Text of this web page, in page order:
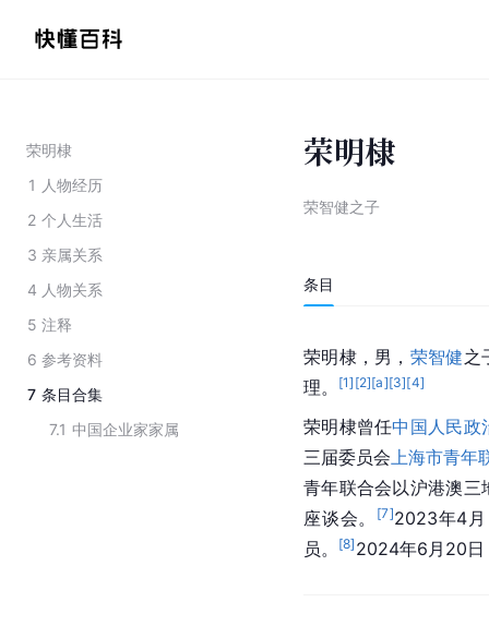
荣明棣
1 人物经历
2 个人生活
3 亲属关系
4 人物关系
5 注释
6 参考资料
7 条目合集
7.1 中国企业家家属
荣明棣
荣智健之子
条目
荣明棣，男， 荣智健之
理。
[1] [2][a][3][4]
荣明棣曾任中国人民政
三届委员会 上海市青年
青年联合会以沪港澳三
座谈会。
[7]2023年4月
员。
[8] 2024年6月20日